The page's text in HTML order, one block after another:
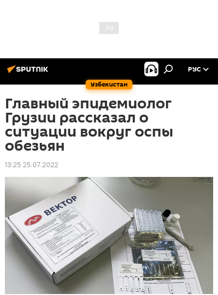
Узбекистан
РУС
Главный эпидемиолог
Грузии рассказал о
ситуации вокруг оспы
обезьян
13:25 25.07.2022